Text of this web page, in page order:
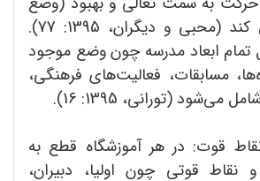
مطلوب) مشخص کند (محبی و دیگران، 1395: 77).
ابعاد مدرسه چون وضع موجود
مسابقات، فعالیت‌های فرهنگی،
(تورانی، 1395: 16).
قوت: در هر آموزشگاه قطع به
نقاط قوتی چون اولیا، دبیران،